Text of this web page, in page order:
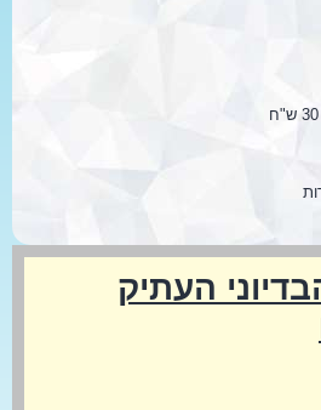
30 ש"ח
העתיק